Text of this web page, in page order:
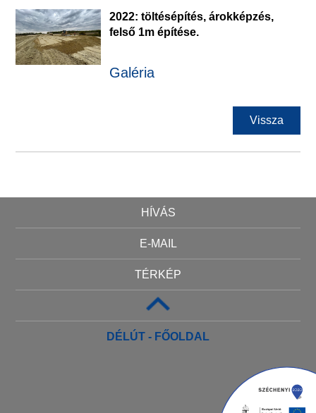
2022: töltésépítés, árokképzés,
felső 1m építése.
Galéria
Vissza
HÍVÁS
E-MAIL
TÉRKÉP
DÉLÚT - FŐOLDAL